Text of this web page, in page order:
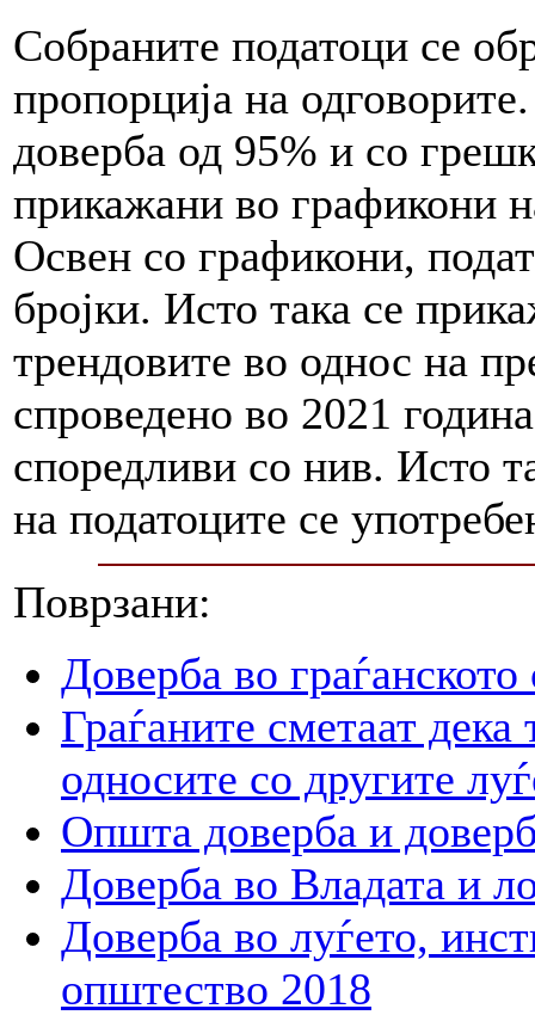
Собраните податоци се
пропорција на
доверба од 95% и со
прикажани во графикони
Освен со графикони,
бројки. Исто така се
трендовите во однос на
спроведено во 2021
споредливи со нив. Исто
на податоците се
Поврзани:
Доверба во
Граѓаните сметаат
односите со другите
Општа доверба и
Доверба во Владата и
Доверба во луѓето,
општество 2018